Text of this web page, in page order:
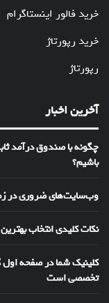
خرید فالور اینستاگرام
خرید رپورتاژ
رپورتاژ
آخرین اخبار
چگونه با صندوق درآمد
باشیم؟
وب‌سایت‌های ضروری در
نکات کلیدی انتخاب
کلینیک شما در صفحه
تخصصی است